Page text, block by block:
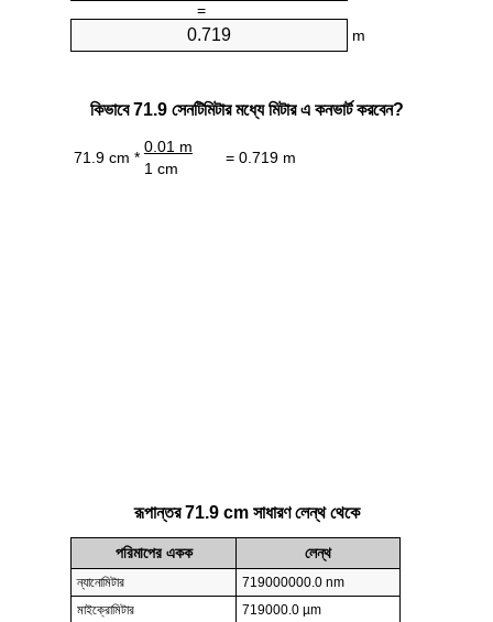
=
m
কিভাবে 71.9 সেনটিমিটার মধ্যে মিটার এ কনভার্ট করবেন?
71.9 cm *
0.01 m
= 0.719 m
1 cm
রূপান্তর 71.9 cm সাধারণ লেন্থ থেকে
পরিমাপের একক লেন্থ
ন্যানোমিটার
719000000.0 nm
মাইক্রোমিটার
719000.0 µm